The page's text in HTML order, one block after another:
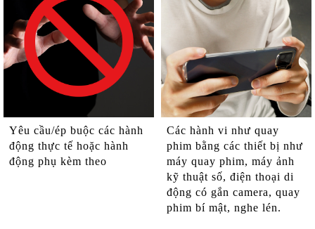
Yêu cầu/ép buộc các hành
động thực tế hoặc hành
động phụ kèm theo
Các hành vi như quay
phim bằng các thiết bị như
máy quay phim, máy ảnh
kỹ thuật số, điện thoại di
động có gắn camera, quay
phim bí mật, nghe lén.